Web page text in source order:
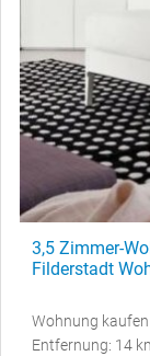
3,5 Zimmer-
Filderstadt
Wohnung
Entfernung: 14